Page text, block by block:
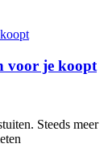
voor je koopt
Steeds meer